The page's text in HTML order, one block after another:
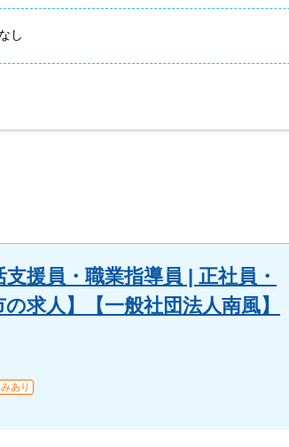
し
援員・職業指導員 | 正社員・
求人】【一般社団法人南風】
あり